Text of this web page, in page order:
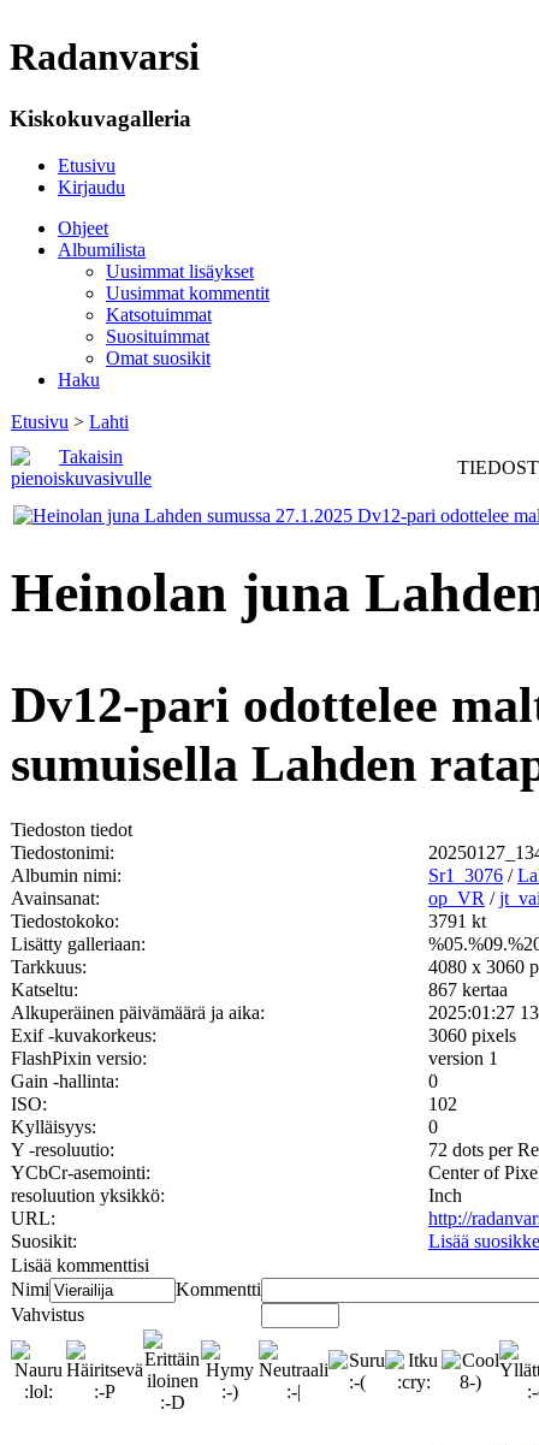
Radanvarsi
Kiskokuvagalleria
Etusivu
Kirjaudu
Ohjeet
Albumilista
Uusimmat lisäykset
Uusimmat kommentit
Katsotuimmat
Suosituimmat
Omat suosikit
Haku
Etusivu > Lahti
Heinolan juna
Dv12-pari odottelee
sumuisella Lahden
Tiedoston tiedot
Tiedostonimi:
Albumin nimi:
Sr1_3076 /
Avainsanat:
op_VR /
Tiedostokoko:
3791 kt
Lisätty galleriaan:
Tarkkuus:
4080 x 3060
Katseltu:
867 kertaa
Alkuperäinen päivämäärä ja aika:
2025:01:27
Exif -kuvakorkeus:
3060 pixels
FlashPixin versio:
version 1
Gain -hallinta:
0
ISO:
102
Kylläisyys:
0
Y -resoluutio:
72 dots per
YCbCr-asemointi:
Center of
resoluution yksikkö:
Inch
URL:
http://
Suosikit:
Lisää
Lisää kommenttisi
Nimi
Kommentti
Vahvistus